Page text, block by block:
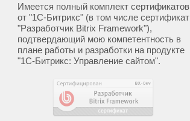
Имеется полный комплект сертификатов
от "1С-Битрикс" (в том числе сертификат
"Разработчик Bitrix Framework"),
подтвердающий мою компетентность в
плане работы и разработки на продукте
"1С-Битрикс: Управление сайтом".